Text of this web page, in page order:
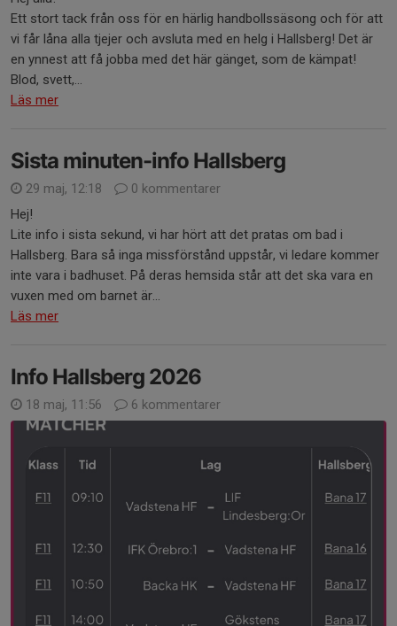
Ett stort tack från oss för en härlig handbollssäsong och för att
vi får låna alla tjejer och avsluta med en helg i Hallsberg! Det är
en ynnest att få jobba med det här gänget, som de kämpat!
Blod, svett,...
Läs mer
Sista minuten-info Hallsberg
29 maj, 12:18
0 kommentarer
Hej!
Lite info i sista sekund, vi har hört att det pratas om bad i
Hallsberg. Bara så inga missförstånd uppstår, vi ledare kommer
inte vara i badhuset. På deras hemsida står att det ska vara en
vuxen med om barnet är...
Läs mer
Info Hallsberg 2026
18 maj, 11:56 6 kommentarer